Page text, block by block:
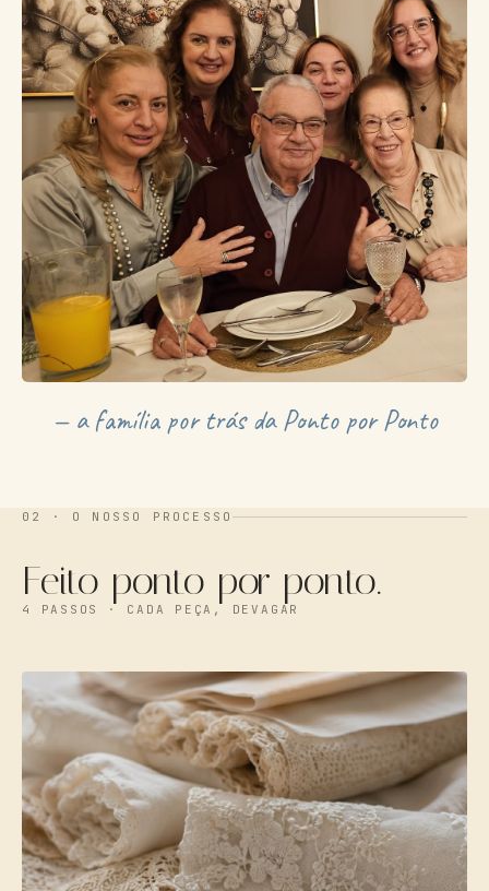
— a família por trás da Ponto por Ponto
02 · O NOSSO PROCESSO
Feito ponto por ponto.
4 PASSOS · CADA PEÇA, DEVAGAR